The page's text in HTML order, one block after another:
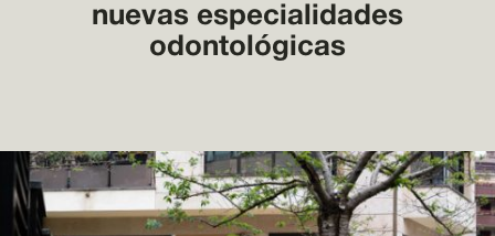
nuevas especialidades
odontológicas